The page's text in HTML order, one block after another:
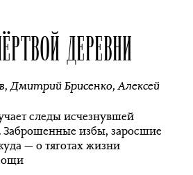
ДЕРЕВНИ
,Дмитрий Брисенко,Алексей
следы исчезнувшей
Заброшенные избы, заросшие
— о тяготах жизни